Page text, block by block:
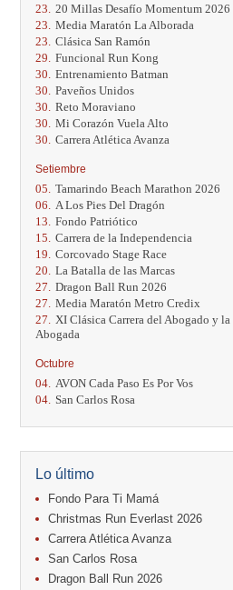
23. 20 Millas Desafío Momentum 2026
23. Media Maratón La Alborada
23. Clásica San Ramón
29. Funcional Run Kong
30. Entrenamiento Batman
30. Paveños Unidos
30. Reto Moraviano
30. Mi Corazón Vuela Alto
30. Carrera Atlética Avanza
Setiembre
05. Tamarindo Beach Marathon 2026
06.
A Los Pies Del Dragón
13. Fondo Patriótico
15. Carrera de la Independencia
19. Corcovado Stage Race
20. La Batalla de las Marcas
27. Dragon Ball Run 2026
27. Media Maratón Metro Credix
27.
XI Clásica Carrera del Abogado y la
Abogada
Octubre
04. AVON Cada Paso Es Por Vos
04. San Carlos Rosa
11. Run In The City
Caribe Paradise Run
18. Casa Turire Trail Run
18. Warriors Run Circuit
18. Samsung Jacó Beach Half Marathon
25. KRun by Under Armour
25. Run Alajuela
31. Halloween Fun Run
Lo último
Fondo Para Ti Mamá
Christmas Run Everlast 2026
Carrera Atlética Avanza
San Carlos Rosa
Dragon Ball Run 2026